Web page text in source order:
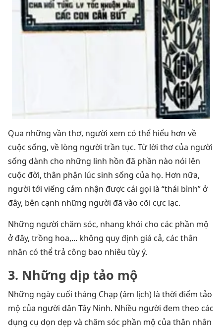
Qua những vần thơ, người xem có thể hiểu hơn về
cuộc sống, về lòng người trần tục. Từ lời thơ của người
sống dành cho những linh hồn đã phần nào nói lên
cuộc đời, thân phận lúc sinh sống của họ. Hơn nữa,
người tới viếng cảm nhận được cái gọi là “thái bình” ở
đây, bên cạnh những người đã vào cõi cực lạc.
Những người chăm sóc, nhang khói cho các phần mộ
ở đây, trồng hoa,... không quy định giá cả, các thân
nhân có thể trả công bao nhiêu tùy ý.
3. Những dịp tảo mộ
Những ngày cuối tháng Chạp (âm lịch) là thời điểm tảo
mộ của người dân Tây Ninh. Nhiều người đem theo các
dụng cụ dọn dẹp và chăm sóc phần mộ của thân nhân